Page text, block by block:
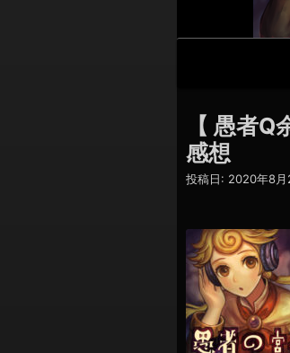
ビ
ゲ
シ
ョ
ン
【 愚者
感想
投稿日: 2020年8